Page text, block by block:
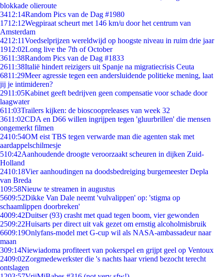
blokkade olieroute
3412:14Random Pics van de Dag #1980
1712:12Wegpiraat scheurt met 146 km/u door het centrum van
Amsterdam
4212:11Voedselprijzen wereldwijd op hoogste niveau in ruim drie jaar
1912:02Long live the 7th of October
3611:38Random Pics van de Dag #1833
2611:38Italië hindert reizigers uit Spanje na migratiecrisis Ceuta
6811:29Meer agressie tegen een andersluidende politieke mening, laat
jij je intimideren?
2911:05Kabinet geeft bedrijven geen compensatie voor schade door
laagwater
611:03Trailers kijken: de bioscoopreleases van week 32
3611:02CDA en D66 willen ingrijpen tegen 'gluurbrillen' die mensen
ongemerkt filmen
2410:54OM eist TBS tegen verwarde man die agenten stak met
aardappelschilmesje
510:42Aanhoudende droogte veroorzaakt scheuren in dijken Zuid-
Holland
2410:18Vier aanhoudingen na doodsbedreiging burgemeester Depla
van Breda
109:58Nieuw te streamen in augustus
5609:52Dikke Van Dale neemt 'vulvalippen' op: 'stigma op
schaamlippen doorbreken'
4009:42Duitser (93) crasht met quad tegen boom, vier gewonden
2509:22Huisarts per direct uit vak gezet om ernstig alcoholmisbruik
6609:19Onlyfans-model met G-cup wil als NASA-ambassadeur naar
maan
309:14Niewiadoma profiteert van pokerspel en grijpt geel op Ventoux
2409:02Zorgmedewerkster die 's nachts haar vriend bezocht terecht
ontslagen